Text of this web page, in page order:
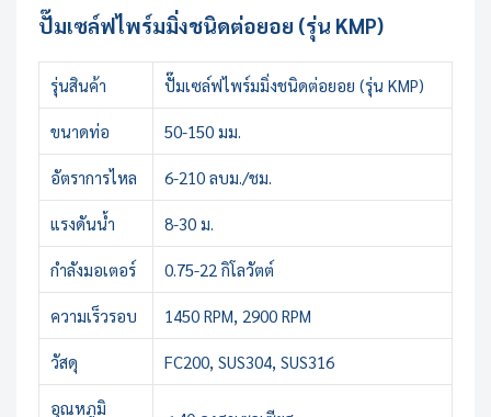
ปั๊มเซล์ฟไพร์มมิ่งชนิดต่อยอย (รุ่น KMP)
รุ่นสินค้า ปั๊มเซล์ฟไพร์มมิ่งชนิดต่อยอย (รุ่น KMP)
ขนาดท่อ 50-150 มม.
อัตราการไหล 6-210 ลบม./ชม.
แรงดันน้ำ 8-30 ม.
กำลังมอเตอร์ 0.75-22 กิโลวัตต์
ความเร็วรอบ 1450 RPM, 2900 RPM
วัสดุ FC200, SUS304, SUS316
อุณหภูมิ